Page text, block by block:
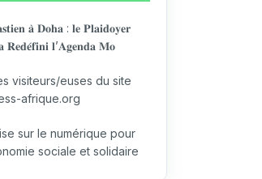
𝐚̀ 𝐃𝐨𝐡𝐚 : 𝐥𝐞 𝐏𝐥𝐚𝐢𝐝𝐨𝐲𝐞𝐫
𝐑𝐞𝐝𝐞́𝐟𝐢𝐧𝐢 𝐥’𝐀𝐠𝐞𝐧𝐝𝐚 𝐌𝐨
visiteurs/euses du site
afrique.org
sur le numérique pour
sociale et solidaire